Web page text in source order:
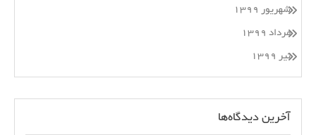
شهریور ۱۳۹۹
مرداد ۱۳۹۹
تیر ۱۳۹۹
آخرین دیدگاه‌ها